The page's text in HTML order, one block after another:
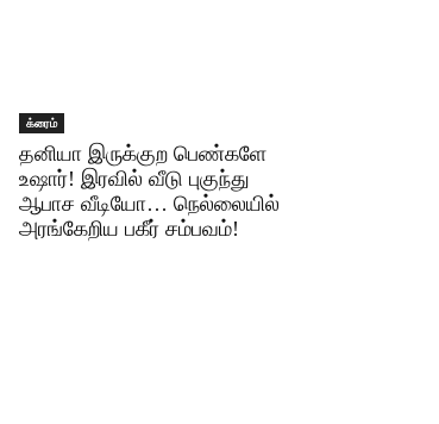
க்ரைம்
தனியா இருக்குற பெண்களே
உஷார்! இரவில் வீடு புகுந்து
ஆபாச வீடியோ… நெல்லையில்
அரங்கேறிய பகீர் சம்பவம்!